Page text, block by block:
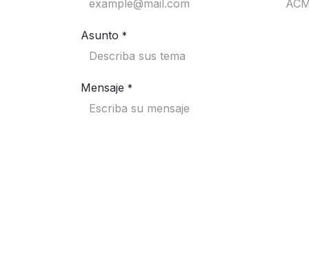
Asunto *
Mensaje *